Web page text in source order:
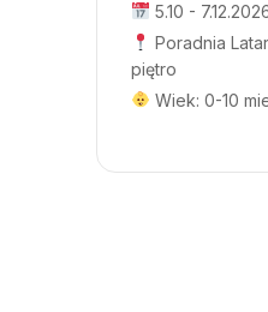
5.10 -
Poradnia
piętro
Wiek: 0-10